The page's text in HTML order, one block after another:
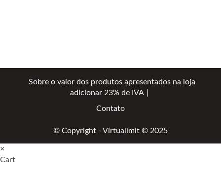
Sobre o valor dos produtos apresentados na loja
adicionar 23% de IVA
Contato
© Copyright - Virtualimit © 2025
×
Cart